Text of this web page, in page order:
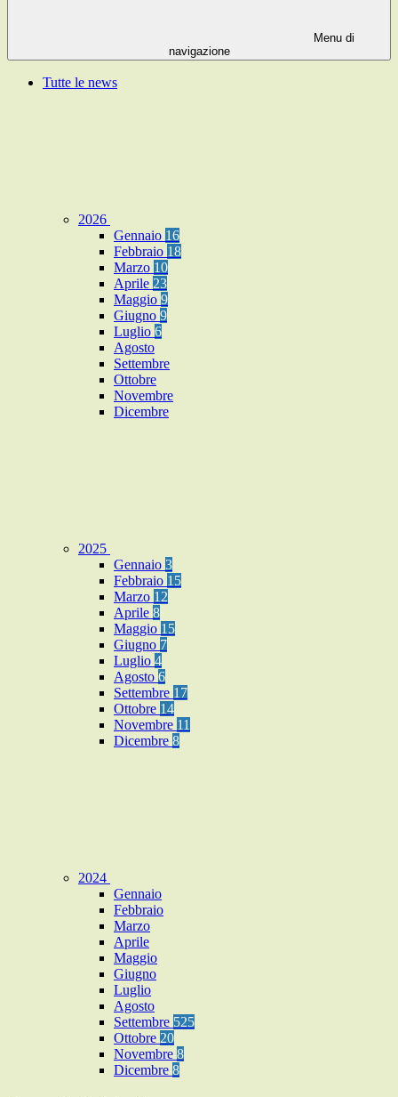
Menu di
navigazione
Tutte le news
2026
Gennaio 16
Febbraio 18
Marzo 10
Aprile 23
Maggio 9
Giugno 9
Luglio 6
Agosto
Settembre
Ottobre
Novembre
Dicembre
2025
Gennaio 3
Febbraio 15
Marzo 12
Aprile 8
Maggio 15
Giugno 7
Luglio 4
Agosto 6
Settembre 17
Ottobre 14
Novembre 11
Dicembre 8
2024
Gennaio
Febbraio
Marzo
Aprile
Maggio
Giugno
Luglio
Agosto
Settembre 525
Ottobre 20
Novembre 8
Dicembre 8